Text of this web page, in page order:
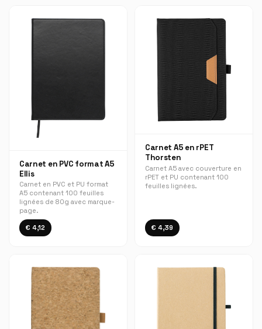
Carnet en PVC format A5
Ellis
Carnet en PVC et PU format
A5 contenant 100 feuilles
lignées de 80g avec marque-
page.
€ 4,12
Carnet A5 en rPET
Thorsten
Carnet A5 avec couverture en
rPET et PU contenant 100
feuilles lignées.
€ 4,39